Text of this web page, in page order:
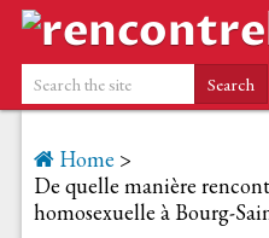
Home >
De quelle manière
homosexuelle à Bourg-